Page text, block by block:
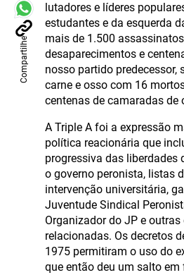
Compartilhe
lutadores e líderes
estudantes e da esquerda
mais de 1.500
desaparecimentos e
nosso partido predecessor,
carne e osso com 16
centenas de camaradas de
A Triple A foi a expressão
política reacionária que
progressiva das liberdades
o governo peronista, listas
intervenção universitária,
Juventude Sindical
Organizador do JP e outras
relacionadas. Os decretos
1975 permitiram o uso do
que então deu um salto em